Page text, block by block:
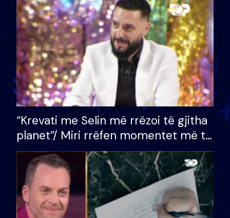
divorci apo jo?
“Krevati me Selin më rrëzoi të gjitha
planet”/ Miri rrëfen momentet më të
bukura në shtëpinë e BB VIP: Do më
mungojë zilja e mëngjesit kur…